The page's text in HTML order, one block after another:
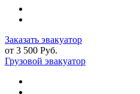
Заказать эвакуатор
от 3 500 Руб.
Грузовой эвакуатор